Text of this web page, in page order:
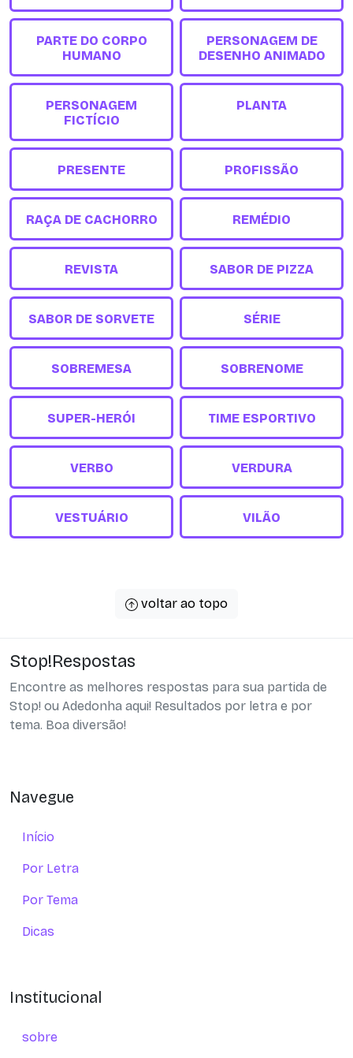
PARTE DO CORPO
HUMANO
PERSONAGEM DE
DESENHO ANIMADO
PERSONAGEM
FICTÍCIO
PLANTA
PRESENTE PROFISSÃO
RAÇA DE CACHORRO REMÉDIO
REVISTA SABOR DE PIZZA
SABOR DE SORVETE SÉRIE
SOBREMESA SOBRENOME
SUPER-HERÓI TIME ESPORTIVO
VERBO VERDURA
VESTUÁRIO VILÃO
voltar ao topo
Stop!Respostas
Encontre as melhores respostas para sua partida de
Stop! ou Adedonha aqui! Resultados por letra e por
tema. Boa diversão!
Navegue
Início
Por Letra
Por Tema
Dicas
Institucional
sobre